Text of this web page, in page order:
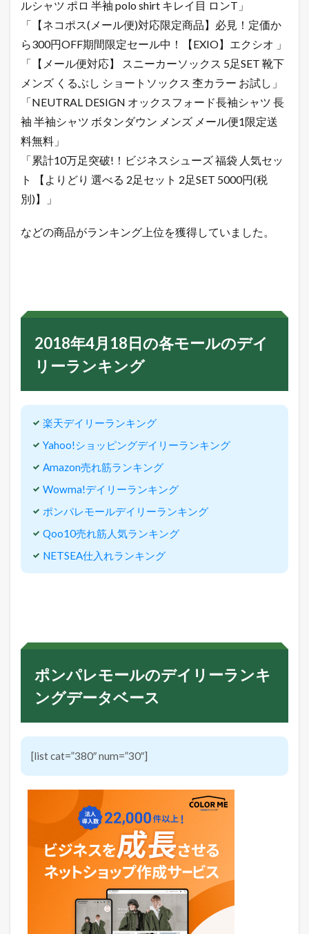
ルシャツ ポロ 半袖 polo shirt キレイ目 ロンT」
「【ネコポス(メール便)対応限定商品】必見！定価か
ら300円OFF期間限定セール中！【EXIO】エクシオ 」
「【メール便対応】 スニーカーソックス 5足SET 靴下
メンズ くるぶし ショートソックス 杢カラー お試し」
「NEUTRAL DESIGN オックスフォード長袖シャツ 長
袖 半袖シャツ ボタンダウン メンズ メール便1限定送
料無料」
「累計10万足突破!！ビジネスシューズ 福袋 人気セッ
ト 【よりどり 選べる 2足セット 2足SET 5000円(税
別)】」
などの商品がランキング上位を獲得していました。
2018年4月18日の各モールのデイ
リーランキング
楽天デイリーランキング
Yahoo!ショッピングデイリーランキング
Amazon売れ筋ランキング
Wowma!デイリーランキング
ポンパレモールデイリーランキング
Qoo10売れ筋人気ランキング
NETSEA仕入れランキング
ポンパレモールのデイリーランキ
ングデータベース
[list cat=”380″ num=”30″]